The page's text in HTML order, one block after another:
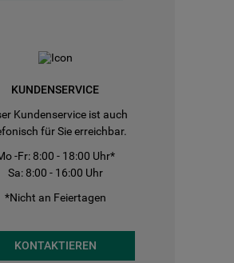
KUNDENSERVICE
Kundenservice ist auch
für Sie erreichbar.
-Fr: 8:00 - 18:00 Uhr*
Sa: 8:00 - 16:00 Uhr
*Nicht an Feiertagen
KONTAKTIEREN